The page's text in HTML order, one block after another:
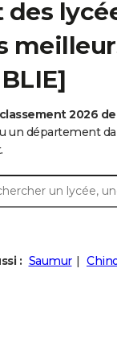
des
2026
un département
: Saumur